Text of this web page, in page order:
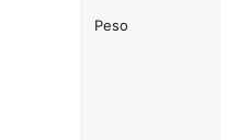
Peso